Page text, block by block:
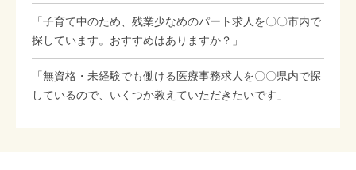
「子育て中のため、残業少なめのパート求人を〇〇市内で
探しています。おすすめはありますか？」
「無資格・未経験でも働ける医療事務求人を〇〇県内で探
しているので、いくつか教えていただきたいです」